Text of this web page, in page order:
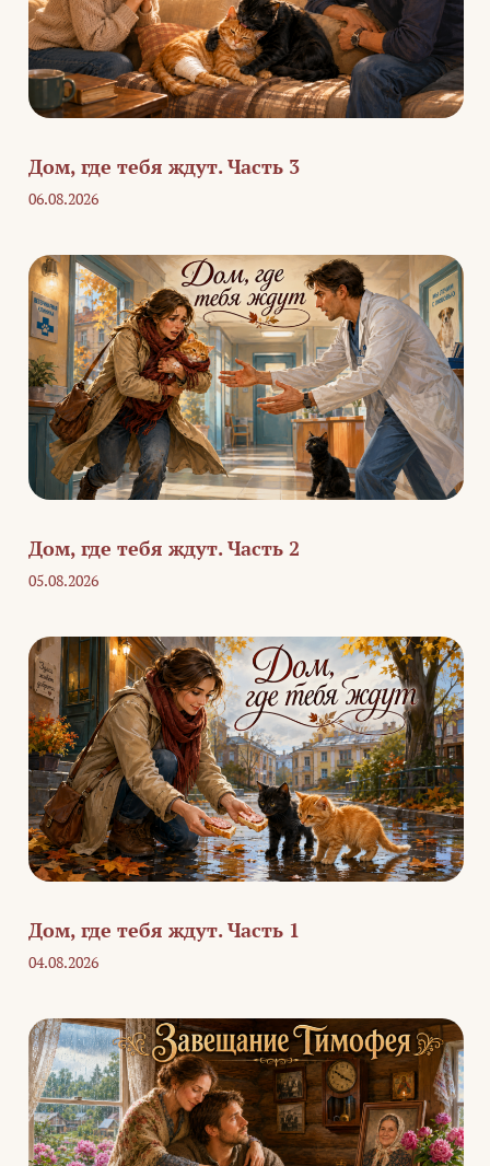
Дом, где тебя ждут. Часть 3
06.08.2026
Дом, где тебя ждут. Часть 2
05.08.2026
Дом, где тебя ждут. Часть 1
04.08.2026